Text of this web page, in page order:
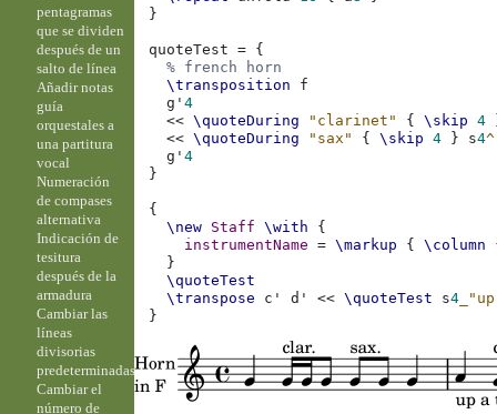
}
quoteTest = {
% french horn
\transposition
f
g'4
<< \quoteDuring "clarinet" { \skip 4
<< \quoteDuring "sax" { \skip 4 } s4
g'4
}
{
\new Staff \with
{
instrumentName
= \markup { \column
}
\quoteTest
\transpose
c' d' << \quoteTest s4
}
pentagramas
que se dividen
después de un
salto de línea
Añadir notas
guía
orquestales a
una partitura
vocal
Numeración
de compases
alternativa
Indicación de
tesitura
después de la
armadura
Cambiar las
líneas
divisorias
predeterminadas
Cambiar el
número de